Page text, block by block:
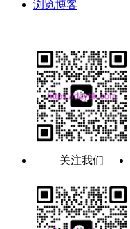
浏览博客
关注我们